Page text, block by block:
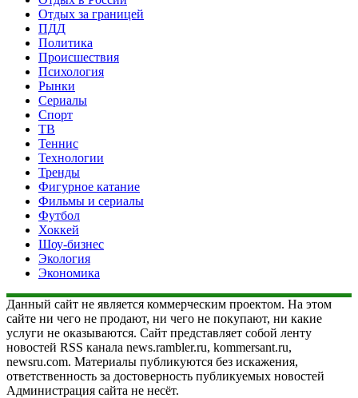
Отдых за границей
ПДД
Политика
Происшествия
Психология
Рынки
Сериалы
Спорт
ТВ
Теннис
Технологии
Тренды
Фигурное катание
Фильмы и сериалы
Футбол
Хоккей
Шоу-бизнес
Экология
Экономика
Данный сайт не является коммерческим проектом. На этом
сайте ни чего не продают, ни чего не покупают, ни какие
услуги не оказываются. Сайт представляет собой ленту
новостей RSS канала news.rambler.ru, kommersant.ru,
newsru.com. Материалы публикуются без искажения,
ответственность за достоверность публикуемых новостей
Администрация сайта не несёт.